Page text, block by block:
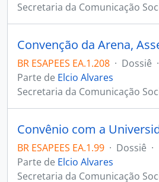
Secretaria da Comunicação
BR ESAPEES EA.1.208 · Dossiê ·
Parte de Elcio Alvares
Secretaria da Comunicação
BR ESAPEES EA.1.99 · Dossiê ·
Parte de Elcio Alvares
Secretaria da Comunicação